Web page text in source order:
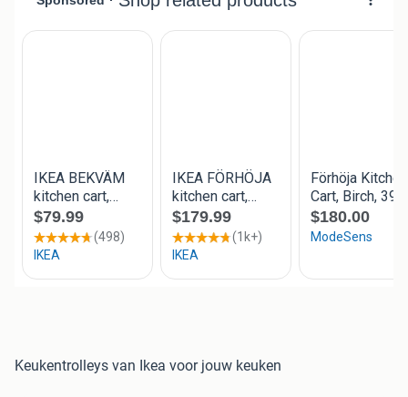
Keukentrolleys van Ikea voor jouw keuken